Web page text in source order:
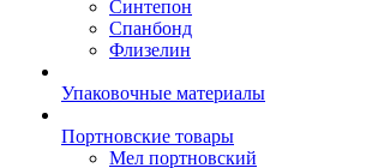
Синтепон
Спанбонд
Флизелин
Упаковочные материалы
Портновские товары
Мел портновский